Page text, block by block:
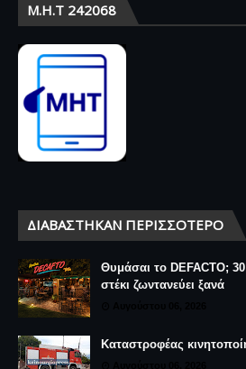
Μ.Η.Τ 242068
ΔΙΑΒΆΣΤΗΚΑΝ ΠΕΡΙΣΣΌΤΕΡΟ
Θυμάσαι το DEFACTO;
στέκι ζωντανεύει ξανά
Καταστροφέας